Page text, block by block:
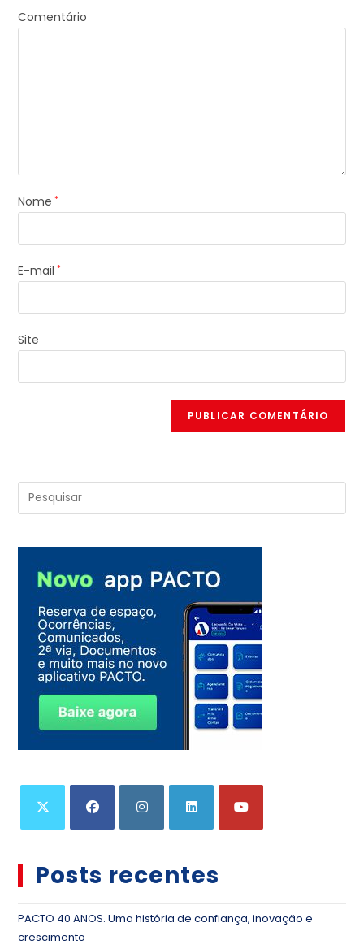
Comentário
Nome *
E-mail *
Site
Posts recentes
PACTO 40 ANOS. Uma história de confiança, inovação e
crescimento